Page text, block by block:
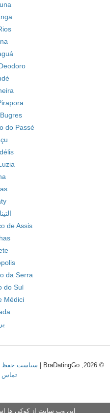
do Passé
de Assis
da Serra
do Sul
Médici
© 2026, BraDatingGo | سیاست حفظ
تماس
این وب سایت از کوکی ها